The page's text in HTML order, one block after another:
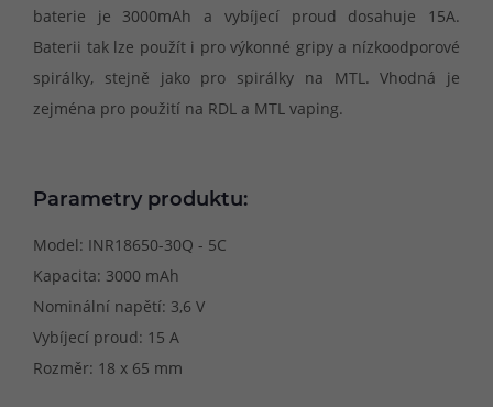
baterie je 3000mAh a vybíjecí proud dosahuje 15A.
Baterii tak lze použít i pro výkonné gripy a nízkoodporové
spirálky, stejně jako pro spirálky na MTL. Vhodná je
zejména pro použití na RDL a MTL vaping.
Parametry produktu:
Model: INR18650-30Q - 5C
Kapacita: 3000 mAh
Nominální napětí: 3,6 V
Vybíjecí proud: 15 A
Rozměr: 18 x 65 mm